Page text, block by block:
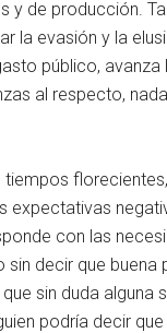
y de producción.
la evasión y la
público,
al respecto,
con las
decir que buena
sin duda alguna
podría decir